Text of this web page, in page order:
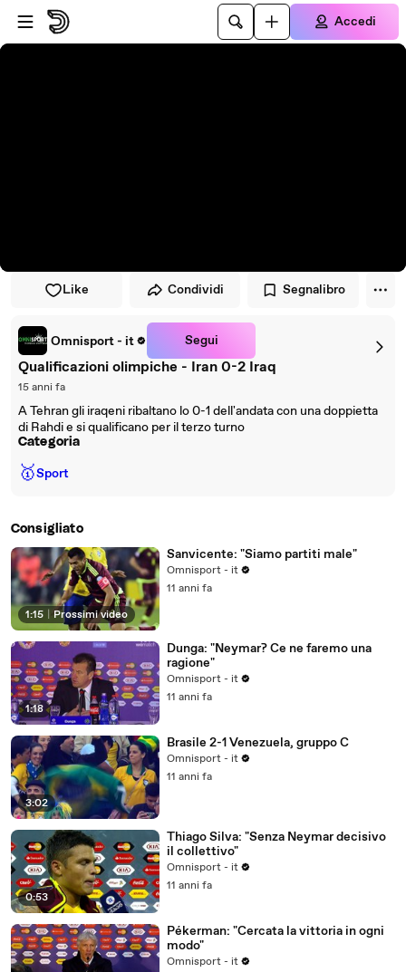
Vai al lettore
Passa al contenuto principale
Accedi
Like Condividi Segnalibro
Omnisport - it Segui
Qualificazioni olimpiche - Iran 0-2 Iraq
15 anni fa
A Tehran gli iraqeni ribaltano lo 0-1 dell'andata con una doppietta
di Rahdi e si qualificano per il terzo turno
Categoria
🥇Sport
Consigliato
1:15 Prossimi video
Sanvicente: "Siamo partiti male"
Omnisport - it
11 anni fa
1:18
Dunga: "Neymar? Ce ne faremo una
ragione"
Omnisport - it
11 anni fa
3:02
Brasile 2-1 Venezuela, gruppo C
Omnisport - it
11 anni fa
0:53
Thiago Silva: "Senza Neymar decisivo
il collettivo"
Omnisport - it
11 anni fa
Pékerman: "Cercata la vittoria in ogni
modo"
Omnisport - it